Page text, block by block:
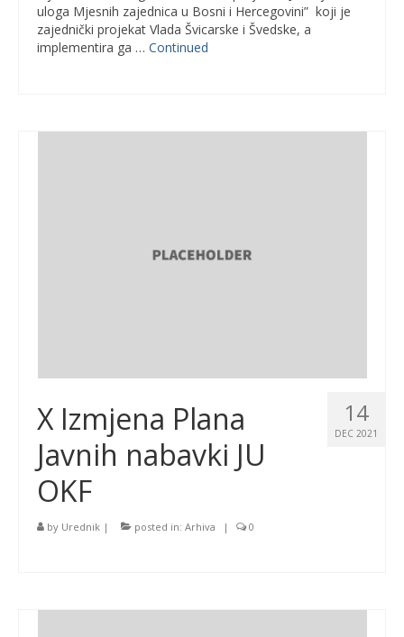
uloga Mjesnih zajednica u Bosni i Hercegovini” koji je
zajednički projekat Vlada Švicarske i Švedske, a
implementira ga … Continued
14
DEC 2021
X Izmjena Plana
Javnih nabavki JU
OKF
by Urednik | posted in: Arhiva | 0